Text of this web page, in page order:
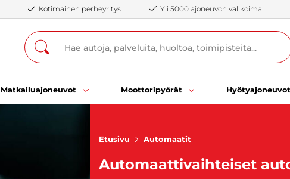
Kotimainen perheyritys Yli 5000 ajoneuvon valikoima
Matkailuajoneuvot Moottoripyörät Hyötyajoneuvot
Etusivu Automaatit
Automaattivaihteiset